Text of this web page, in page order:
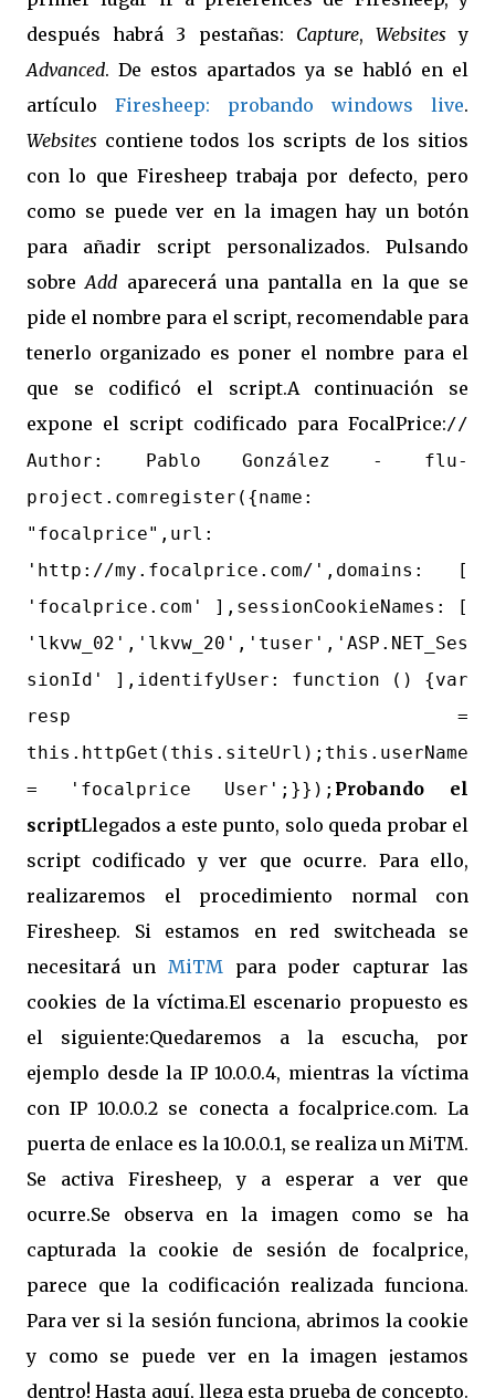
después habrá 3 pestañas: Capture, Websites y
Advanced. De estos apartados ya se habló en el
artículo Firesheep: probando windows live.
Websites contiene todos los scripts de los sitios
con lo que Firesheep trabaja por defecto, pero
como se puede ver en la imagen hay un botón
para añadir script personalizados. Pulsando
sobreAdd aparecerá una pantalla en la que se
pide el nombre para el script, recomendable para
tenerlo organizado es poner el nombre para el
que se codificó el script.A continuación se
expone el script codificado para FocalPrice://
Author: Pablo González - flu-
project.comregister({name:
"focalprice",url:
'http://my.focalprice.com/',domains: [
'focalprice.com' ],sessionCookieNames: [
'lkvw_02','lkvw_20','tuser','ASP.NET_Ses
sionId' ],identifyUser: function () {var
resp =
this.httpGet(this.siteUrl);this.userName
= 'focalprice User';}}); Probando el
scriptLlegados a este punto, solo queda probar el
script codificado y ver que ocurre. Para ello,
realizaremos el procedimiento normal con
Firesheep. Si estamos en red switcheada se
necesitará un MiTMpara poder capturar las
cookies de la víctima.El escenario propuesto es
el siguiente:Quedaremos a la escucha, por
ejemplo desde la IP 10.0.0.4, mientras la víctima
con IP 10.0.0.2 se conecta a focalprice.com. La
puerta de enlace es la 10.0.0.1, se realiza un MiTM.
Se activa Firesheep, y a esperar a ver que
ocurre.Se observa en la imagen como se ha
capturada la cookie de sesión de focalprice,
parece que la codificación realizada funciona.
Para ver si la sesión funciona, abrimos la cookie
y como se puede ver en la imagen ¡estamos
dentro! Hasta aquí, llega esta prueba de concepto.